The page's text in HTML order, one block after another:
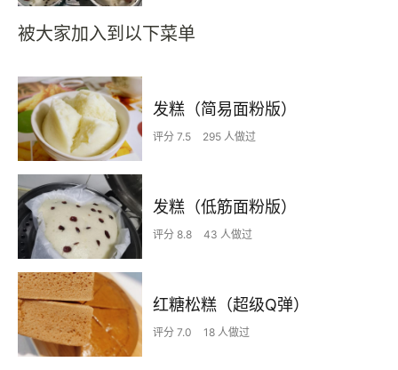
被大家加入到以下菜单
发糕（简易面粉版）
评分 7.5 295 人做过
发糕（低筋面粉版）
评分 8.8 43 人做过
红糖松糕（超级Q弹）
评分 7.0 18 人做过